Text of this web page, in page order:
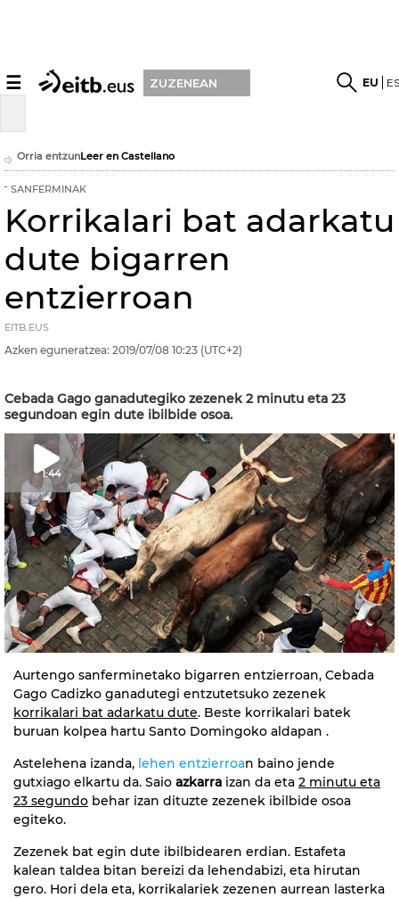
☰ ZUZENEAN EU
Orria entzunLeer en Castellano
SANFERMINAK
Korrikalari bat adarkatu
dute bigarren
entzierroan
EITB.EUS
Azken eguneratzea: 2019/07/08 10:23 (UTC+2)
Cebada Gago ganadutegiko zezenek 2 minutu eta 23
segundoan egin dute ibilbide osoa.
1:44
Aurtengo sanferminetako bigarren entzierroan, Cebada
Gago Cadizko ganadutegi entzutetsuko zezenek
korrikalari bat adarkatu dute. Beste korrikalari batek
buruan kolpea hartu Santo Domingoko aldapan .
Astelehena izanda, lehen entzierroan baino jende
gutxiago elkartu da. Saio azkarra izan da eta 2 minutu eta
23 segundo behar izan dituzte zezenek ibilbide osoa
egiteko.
Zezenek bat egin dute ibilbidearen erdian. Estafeta
kalean taldea bitan bereizi da lehendabizi, eta hirutan
gero. Hori dela eta, korrikalariek zezenen aurrean lasterka